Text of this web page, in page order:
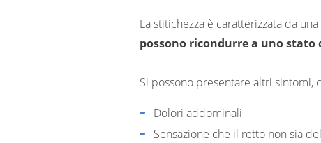
La stitichezza è caratterizzata da
possono ricondurre a uno stato
Si possono presentare altri sintomi,
Dolori addominali
Sensazione che il retto non sia